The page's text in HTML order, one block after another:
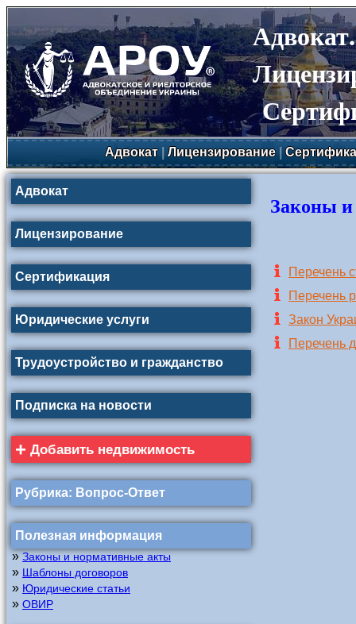
Адвокат|Лицензирование|
Адвокат
Лицензирование
Сертификация
Юридические услуги
Трудоустройство и гражданство
Подписка на новости
+ Добавить недвижимость
Рубрика: Вопрос-Ответ
Полезная информация
»Законы и нормативные акты
» Шаблоны договоров
» Юридические статьи
» ОВИР
Законы
Перечень
Перечень
Закон
Перечень